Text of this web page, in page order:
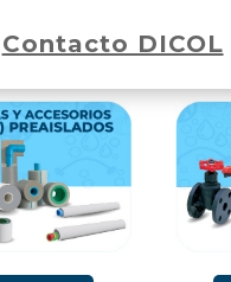
Contacto DICOL